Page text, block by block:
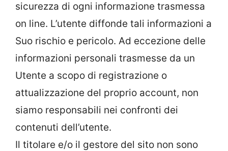
sicurezza di ogni informazione trasmessa
on line. L’utente diffonde tali informazioni a
Suo rischio e pericolo. Ad eccezione delle
informazioni personali trasmesse da un
Utente a scopo di registrazione o
attualizzazione del proprio account, non
siamo responsabili nei confronti dei
contenuti dell’utente.
Il titolare e/o il gestore del sito non sono